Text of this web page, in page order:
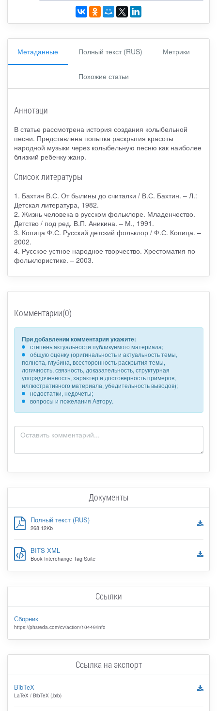
Метаданные Полный текст (RUS) Метрики
Похожие статьи
Аннотаци
В статье рассмотрена история создания колыбельной
песни. Представлена попытка раскрытия красоты
народной музыки через колыбельную песню как наиболее
близкий ребенку жанр.
Список литературы
1. Бахтин В.С. От былины до считалки / В.С. Бахтин. – Л.:
Детская литература, 1982.
2. Жизнь человека в русском фольклоре. Младенчество.
Детство / под ред. В.П. Аникина. – М., 1991.
3. Копица Ф.С. Русский детский фольклор / Ф.С. Копица. –
2002.
4. Русское устное народное творчество. Хрестоматия по
фольклористике. – 2003.
Комментарии(0)
При добавлении комментария укажите:
степень актуальности публикуемого материала;
общую оценку (оригинальность и актуальность темы,
полнота, глубина, всесторонность раскрытия темы,
логичность, связность, доказательность, структурная
упорядоченность, характер и достоверность примеров,
иллюстративного материала, убедительность выводов);
недостатки, недочеты;
вопросы и пожелания Автору.
Документы
Полный текст (RUS)
268.12Kb
BITS XML
Book Interchange Tag Suite
Ссылки
Сборник
https://phsreda.com/cv/action/10449/info
Ссылка на экспорт
BibTeX
LaTeX / BibTeX (.bib)